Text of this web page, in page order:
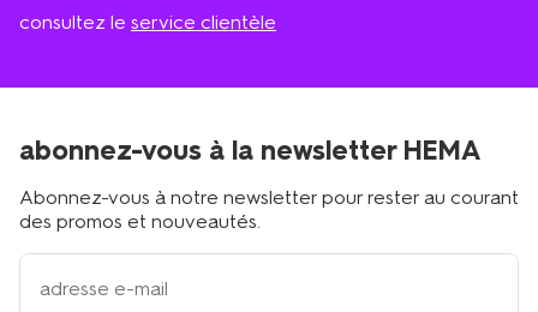
consultez le service clientèle
abonnez-vous à la newsletter HEMA
Abonnez-vous à notre newsletter pour rester au courant
des promos et nouveautés.
votre
adresse